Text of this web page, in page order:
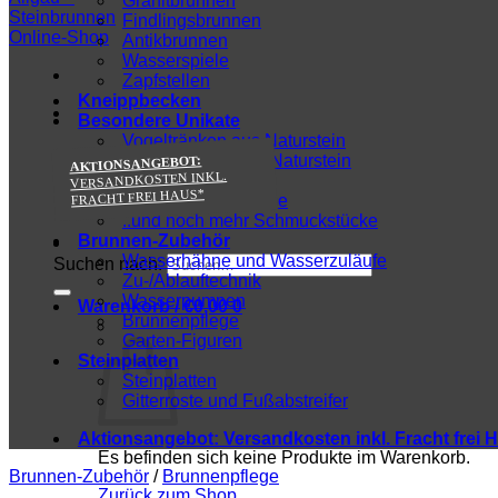
AKTIONSANGEBOT:
VERSANDKOSTEN INKL.
FRACHT FREI HAUS*
Suchen nach:
Warenkorb /€0,00 0
Es befinden sich keine Produkte im Warenkorb.
Findlingsbrunnen
Antikbrunnen
Wasserspiele
Zapfstellen
Kneippbecken
Besondere Unikate
Vogeltränken aus Naturstein
Pflanzentröge aus Naturstein
Sitzbänke & Tische
Besondere Findlinge
..und noch mehr Schmuckstücke
Brunnen-Zubehör
Wasserhähne und Wasserzuläufe
Zu-/Ablauftechnik
Wasserpumpen
Brunnenpflege
Garten-Figuren
Steinplatten
Steinplatten
Gitterroste und Fußabstreifer
Aktionsangebot: Versandkosten inkl. Fracht frei
Brunnen-Zubehör / Brunnenpflege